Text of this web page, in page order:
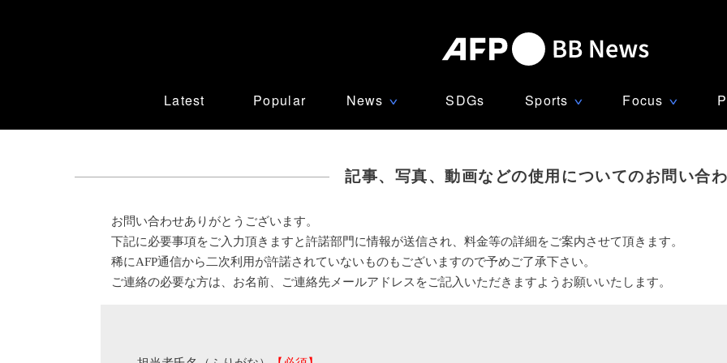
Latest Popular News ∨ SDGs Sports ∨ Focus ∨
記事、写真、動画などの使用についてのお問い合
お問い合わせありがとうございます。
下記に必要事項をご入力頂きますと許諾部門に情報が送信され、料金等の詳細をご案内させて頂きます。
稀にAFP通信から二次利用が許諾されていないものもございますので予めご了承下さい。
ご連絡の必要な方は、お名前、ご連絡先メールアドレスをご記入いただきますようお願いいたします。